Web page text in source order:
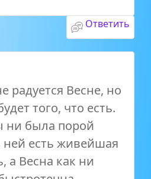
Ответить
радуется Весне, но
того, что есть.
ни была порой
есть живейшая
а Весна как ни